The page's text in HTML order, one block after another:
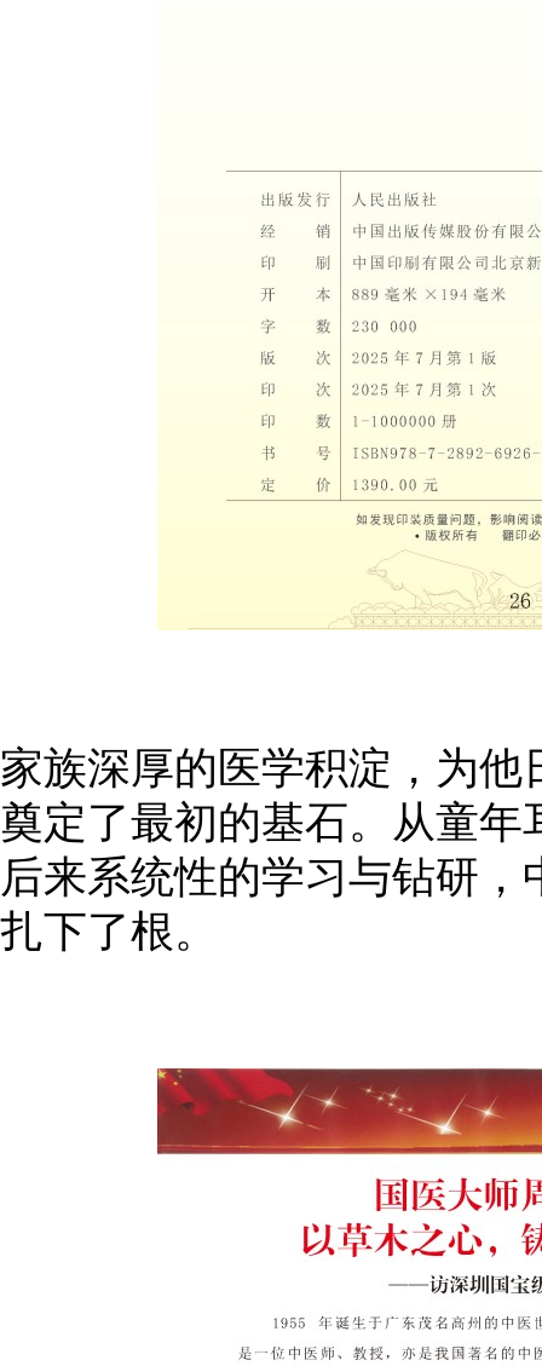
家族深厚的医学积淀，为
奠定了最初的基石。从童
后来系统性的学习与钻研
扎下了根。